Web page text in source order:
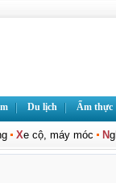
Du lịch Ẩm thực
Xe cộ, máy móc N